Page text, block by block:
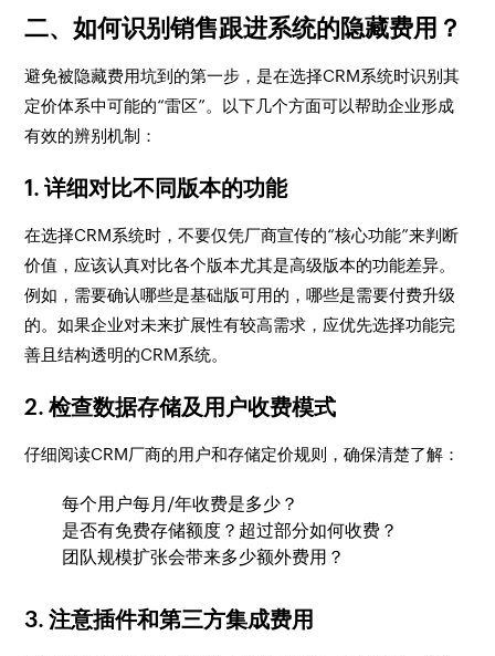
二、如何识别销售跟进系统的隐藏费用？
避免被隐藏费用坑到的第一步，是在选择CRM系统时识别其
定价体系中可能的“雷区”。以下几个方面可以帮助企业形成
有效的辨别机制：
1.详细对比不同版本的功能
在选择CRM系统时，不要仅凭厂商宣传的“核心功能”来判断
价值，应该认真对比各个版本尤其是高级版本的功能差异。
例如，需要确认哪些是基础版可用的，哪些是需要付费升级
的。如果企业对未来扩展性有较高需求，应优先选择功能完
善且结构透明的CRM系统。
2.检查数据存储及用户收费模式
仔细阅读CRM厂商的用户和存储定价规则，确保清楚了解：
每个用户每月/年收费是多少？
是否有免费存储额度？超过部分如何收费？
团队规模扩张会带来多少额外费用？
3.注意插件和第三方集成费用